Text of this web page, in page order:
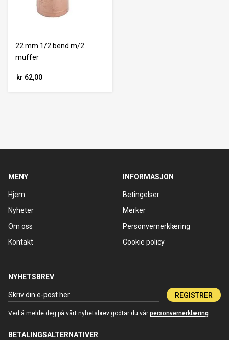
22 mm 1/2 bend m/2
muffer
kr 62,00
MENY
Hjem
Nyheter
Om oss
Kontakt
INFORMASJON
Betingelser
Merker
Personvernerklæring
Cookie policy
NYHETSBREV
REGISTRER
Ved å melde deg på vårt nyhetsbrev godtar du vår personvernerklæring
BETALINGSALTERNATIVER